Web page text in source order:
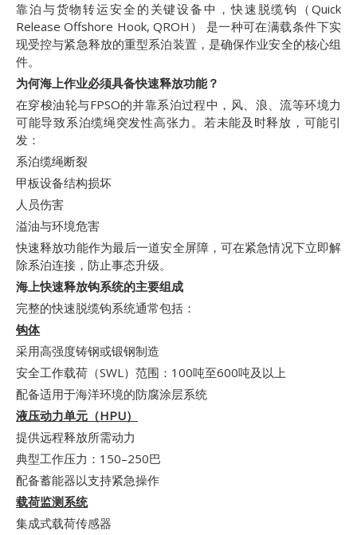
靠泊与货物转运安全的关键设备中，快速脱缆钩（Quick
Release Offshore Hook, QROH） 是一种可在满载条件下实
现受控与紧急释放的重型系泊装置，是确保作业安全的核心组
件。
为何海上作业必须具备快速释放功能？
在穿梭油轮与FPSO的并靠系泊过程中，风、浪、流等环境力
可能导致系泊缆绳突发性高张力。若未能及时释放，可能引
发：
系泊缆绳断裂
甲板设备结构损坏
人员伤害
溢油与环境危害
快速释放功能作为最后一道安全屏障，可在紧急情况下立即解
除系泊连接，防止事态升级。
海上快速释放钩系统的主要组成
完整的快速脱缆钩系统通常包括：
钩体
采用高强度铸钢或锻钢制造
安全工作载荷（SWL）范围：100吨至600吨及以上
配备适用于海洋环境的防腐涂层系统
液压动力单元（HPU）
提供远程释放所需动力
典型工作压力：150–250巴
配备蓄能器以支持紧急操作
载荷监测系统
集成式载荷传感器